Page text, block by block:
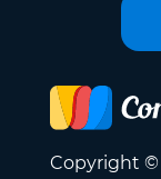
Copyright ©